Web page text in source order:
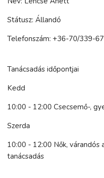
Státusz: Állandó
Telefonszám: +36-70/339-
Tanácsadás időpontjai
Kedd
10:00 - 12:00 Csecsemő-,
Szerda
10:00 - 12:00 Nők,
tanácsadás